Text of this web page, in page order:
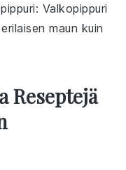
: Valkopippuri
maun kuin
Reseptejä